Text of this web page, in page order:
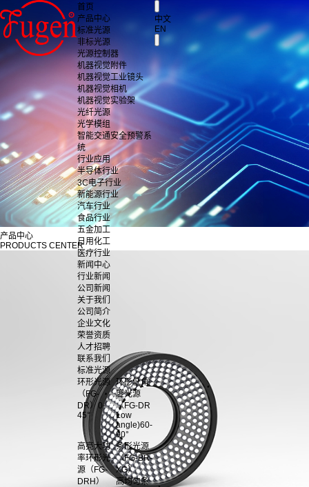
首页
产品中心
标准光源
非标光源
光源控制器
机器视觉附件
机器视觉工业镜头
机器视觉相机
机器视觉实验架
光纤光源
光学模组
智能交通安全预警系
统
行业应用
半导体行业
3C电子行业
新能源行业
汽车行业
食品行业
五金加工
日用化工
医疗行业
新闻中心
行业新闻
公司新闻
关于我们
公司简介
企业文化
荣誉资质
人才招聘
联系我们
标准光源
环形光源
（FG-
DR）0-
45°
环形低角
度光源
（FG-DR
Low
angle)60-
90°
高亮大功
率环形光
源（FG-
DRH）
条形光源
（FG-BR-
XG）
高均匀条
中文
EN
产品中心
PRODUCTS CENTER